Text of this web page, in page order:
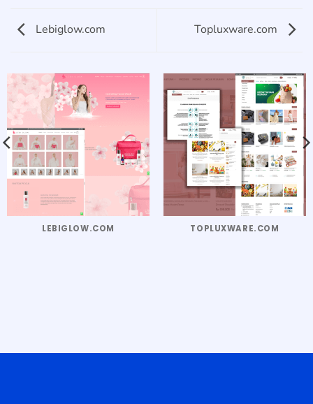
Lebiglow.com Topluxware.com
LEBIGLOW.COM TOPLUXWARE.COM